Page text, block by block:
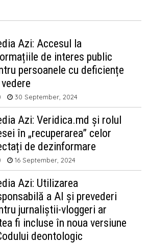
Azi: Accesul la
de interes public
persoanele cu deficiențe
30 September, 2024
Azi: Veridica.md și rolul
în „recuperarea” celor
de dezinformare
16 September, 2024
Azi: Utilizarea
a AI și prevederi
jurnaliștii-vloggeri ar
fi incluse în noua versiune
deontologic